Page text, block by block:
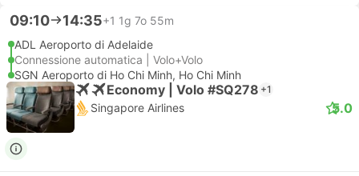
09:10 14:35+1 1g 7o 55m
ADL Aeroporto di Adelaide
Connessione automatica | Volo+Volo
SGN Aeroporto di Ho Chi Minh, Ho Chi Minh
Economy | Volo #SQ278 +1
Singapore Airlines 5.0